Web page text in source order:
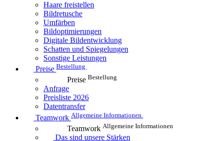
Haare freistellen
Bildretusche
Umfärben
Bildoptimierungen
Digitale Bildentwicklung
Schatten und Spiegelungen
Sonstige Leistungen
Preise Bestellung
Preise Bestellung
Anfrage
Preisliste 2026
Datentransfer
Teamwork Allgemeine Informationen
Teamwork Allgemeine Informationen
Das sind unsere Stärken